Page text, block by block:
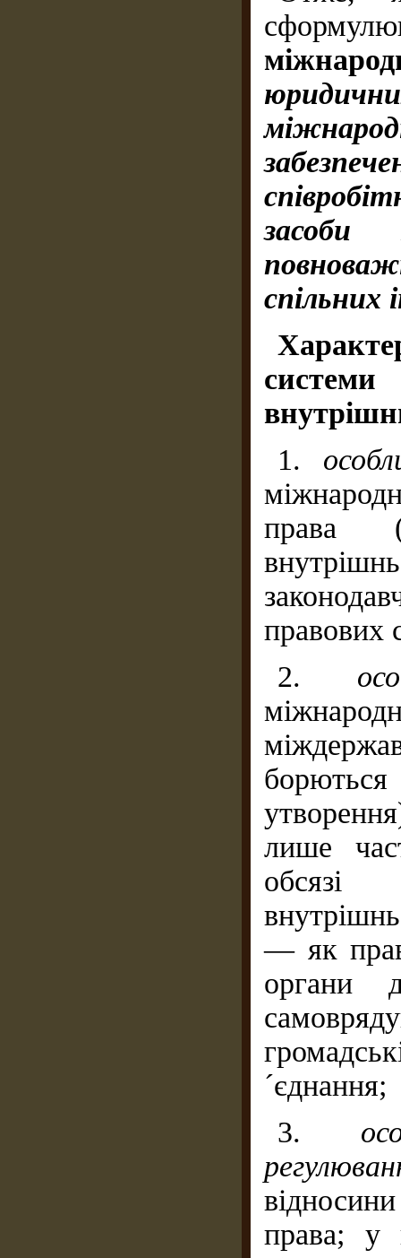
засоби
спільних
1.
права
правових
2.
борються
лише
— як
органи
´єднання;
3.
права; у